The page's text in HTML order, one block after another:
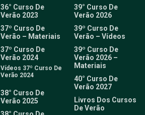
36° Curso De
Verão 2023
37º Curso De
Verão – Materiais
37º Curso De
Verão 2024
Vídeos 37º Curso De
Verão 2024
38° Curso De
Verão 2025
39° Curso De
Verão 2026
39º Curso De
Verão – Vídeos
39º Curso De
Verão 2026 –
Materiais
40° Curso De
Verão 2027
Livros Dos Cursos
De Verão